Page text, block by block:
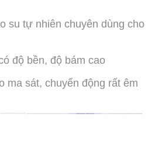
su tự nhiên chuyên dùng cho
độ bền, độ bám cao
ma sát, chuyển động rất êm